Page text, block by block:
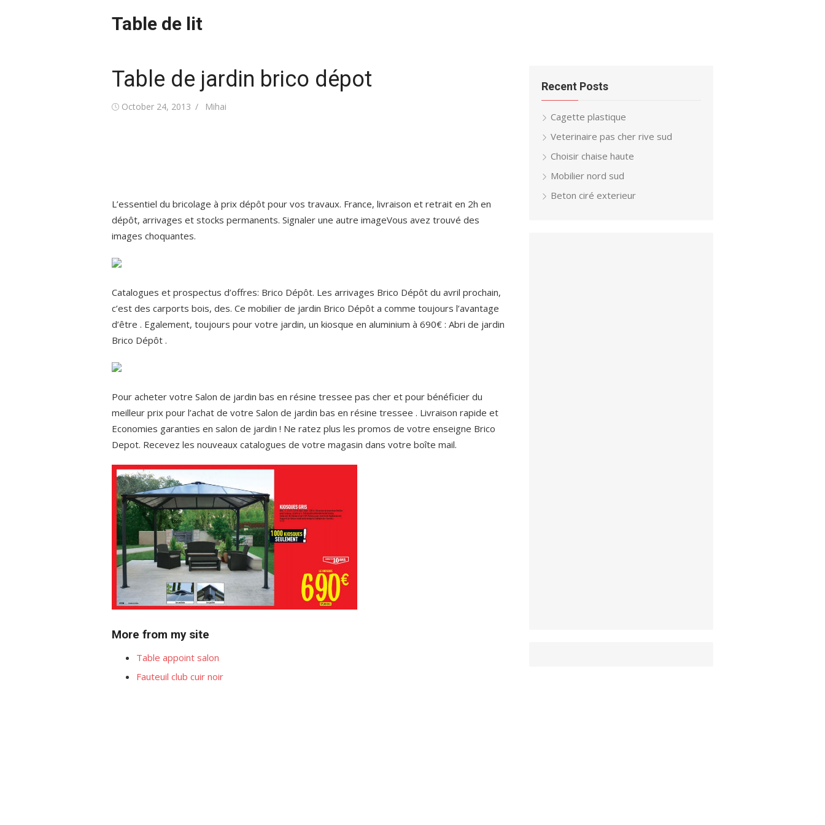
Table de lit
Table de jardin brico dépot
Posted
October 24, 2013 Author
Mihai
L’essentiel du bricolage à prix dépôt pour vos travaux. France, livraison et retrait en 2h en
dépôt, arrivages et stocks permanents. Signaler une autre imageVous avez trouvé des
images choquantes.
Catalogues et prospectus d’offres: Brico Dépôt. Les arrivages Brico Dépôt du avril prochain,
c’est des carports bois, des. Ce mobilier de jardin Brico Dépôt a comme toujours l’avantage
d’être . Egalement, toujours pour votre jardin, un kiosque en aluminium à 690€ : Abri de jardin
Brico Dépôt .
Pour acheter votre Salon de jardin bas en résine tressee pas cher et pour bénéficier du
meilleur prix pour l’achat de votre Salon de jardin bas en résine tressee . Livraison rapide et
Economies garanties en salon de jardin ! Ne ratez plus les promos de votre enseigne Brico
Depot. Recevez les nouveaux catalogues de votre magasin dans votre boîte mail.
More from my site
Table appoint salon
Fauteuil club cuir noir
Recent Posts
Cagette plastique
Veterinaire pas cher rive sud
Choisir chaise haute
Mobilier nord sud
Beton ciré exterieur